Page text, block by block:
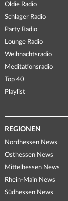
Oldie Radio
Schlager Radio
Party Radio
Lounge Radio
Weihnachtsradio
Meditationsradio
Top 40
Playlist
REGIONEN
Nordhessen News
Osthessen News
Mittelhessen News
Rhein-Main News
Südhessen News